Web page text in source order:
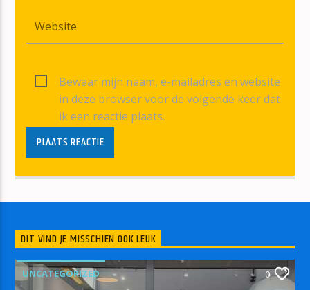
Bewaar mijn naam, e-mailadres en website
in deze browser voor de volgende keer dat
ik een reactie plaats.
DIT VIND JE MISSCHIEN OOK LEUK
UNCATEGORIZED 0